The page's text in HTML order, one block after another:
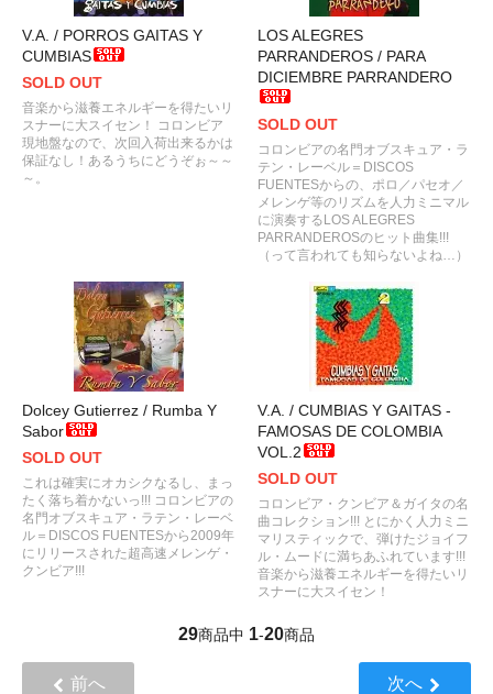
V.A. / PORROS GAITAS Y
CUMBIAS
SOLD OUT
音楽から滋養エネルギーを得たいリ
スナーに大スイセン！ コロンビア
現地盤なので、次回入荷出来るかは
保証なし！あるうちにどうぞぉ～～
～。
LOS ALEGRES
PARRANDEROS / PARA
DICIEMBRE PARRANDERO
SOLD OUT
コロンビアの名門オブスキュア・ラ
テン・レーベル＝DISCOS
FUENTESからの、ポロ／パセオ／
メレンゲ等のリズムを人力ミニマル
に演奏するLOS ALEGRES
PARRANDEROSのヒット曲集!!!
（って言われても知らないよね…）
Dolcey Gutierrez / Rumba Y
Sabor
SOLD OUT
これは確実にオカシクなるし、まっ
たく落ち着かないっ!!! コロンビアの
名門オブスキュア・ラテン・レーベ
ル＝DISCOS FUENTESから2009年
にリリースされた超高速メレンゲ・
クンビア!!!
V.A. / CUMBIAS Y GAITAS -
FAMOSAS DE COLOMBIA
VOL.2
SOLD OUT
コロンビア・クンビア＆ガイタの名
曲コレクション!!! とにかく人力ミニ
マリスティックで、弾けたジョイフ
ル・ムードに満ちあふれています!!!
音楽から滋養エネルギーを得たいリ
スナーに大スイセン！
29商品中 1-20商品
前へ 次へ